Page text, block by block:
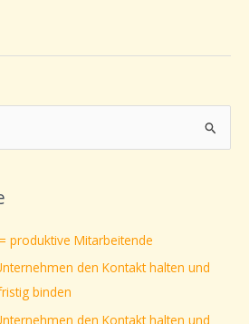
produktive Mitarbeitende
den Kontakt halten und
binden
den Kontakt halten und